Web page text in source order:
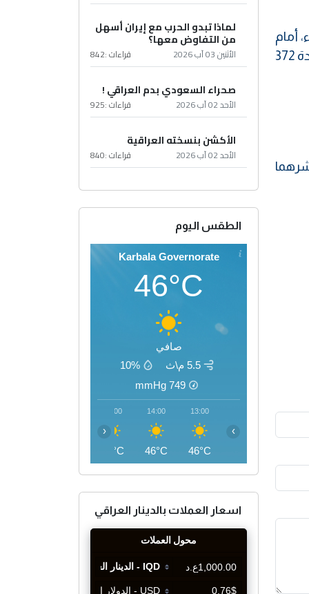
أمام
محكمة استئناف بغداد/ الكرخ، على خلفية اتهامات بـ"الاعتداء علناً على المعتقدات الدينية"، وفقاً لأحكام المادة 372
لماذا تبدو الحرب مع إيران أسهل
من التفاوض معها؟
الأثنين 03 آب 2026 قراءات :842
صحراء السعودي بدم العراقي !
الأحد 02 آب 2026 قراءات :925
الأكشن بنسخته العراقية
الأحد 02 آب 2026 قراءات :840
الطقس اليوم
Karbala Governorate
46°C
صافي
5.5 م\ث
10%
749
mmHg
13:00
46°C
14:00
46°C
15:00
46°C
‹ ›
اسعار العملات بالدينار العراقي